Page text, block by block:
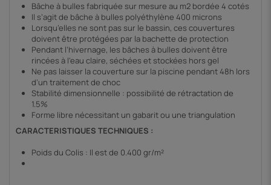
Bâche à bulles fabriquée sur mesure au m2 bordée 4 cotés
Il s’agit de bâche à bulles polyéthylène 400 microns
Lorsqu’elles ne sont pas sur le bassin, ces couvertures
doivent être protégées par la bachette de protection
Pendant l’hivernage, les bâches à bulles doivent être
rincées à l’eau claire, séchées et stockées hors gel
Ne pas laisser la couverture sur la piscine pendant 48h lors
d’un traitement de choc
Stabilité dimensionnelle : possibilité de rétractation de
1.5%
Forme libre nécessitant un gabarit ou une triangulation
CARACTERISTIQUES TECHNIQUES :
Poids du Colis : Il est de 0.400 gr/m²